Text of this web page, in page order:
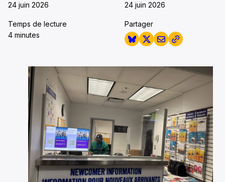
24 juin 2026
24 juin 2026
Temps de lecture
4 minutes
Partager